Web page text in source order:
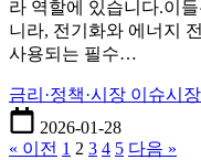
클
최
종
결
론
2
부
라 역할에 있습니다.이
니라, 전기화와 에너지
사용되는 필수…
금리·정책·시장 이슈시
2026-01-28
« 이전 1 2 3 4 5 다음 »